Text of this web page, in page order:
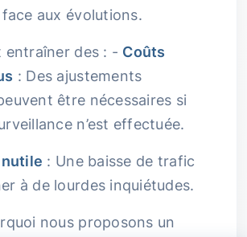
aux évolutions.
entraîner des : - Coûts
: Des ajustements
être nécessaires si
n’est effectuée.
: Une baisse de trafic
à de lourdes inquiétudes.
nous proposons un